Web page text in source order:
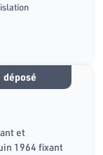
déposé
et
1964 fixant